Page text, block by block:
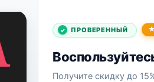
ПРОВЕРЕННЫЙ
Получите скидку до